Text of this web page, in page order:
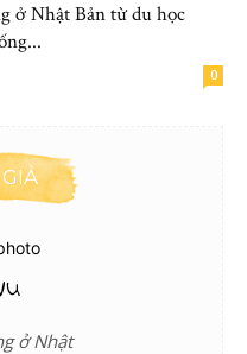
ở Nhật Bản từ du học
0
ở Nhật